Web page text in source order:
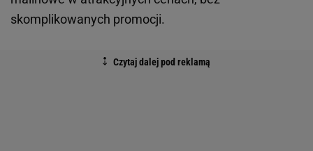
skomplikowanych promocji.